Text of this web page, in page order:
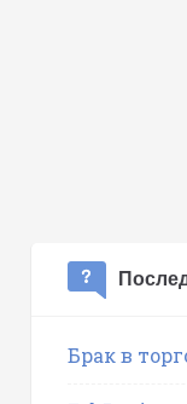
Брак в